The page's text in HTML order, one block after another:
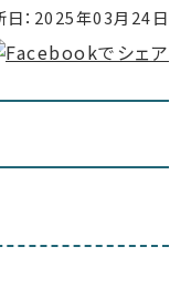
： 2025年03月24日